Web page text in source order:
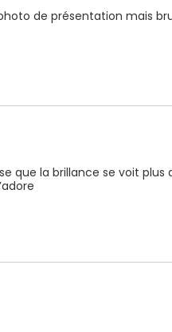
de présentation mais
que la brillance se voit plus